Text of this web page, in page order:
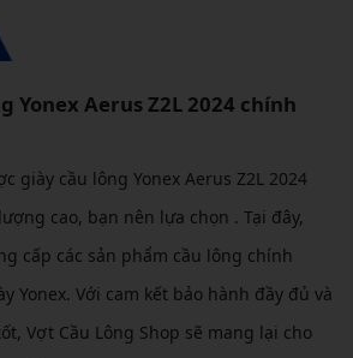
Yonex Aerus Z2L 2024 chính
giày cầu lông Yonex Aerus Z2L 2024
cao, bạn nên lựa chọn . Tại đây,
cấp các sản phẩm cầu lông chính
Yonex. Với cam kết bảo hành đầy đủ và
Vợt Cầu Lông Shop sẽ mang lại cho